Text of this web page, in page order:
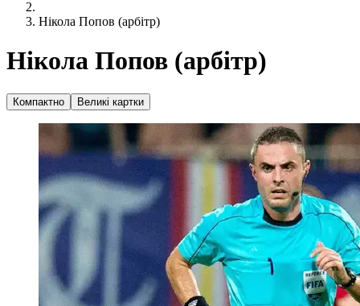
Нікола Попов (арбітр)
Нікола Попов (арбітр)
Компактно Великі картки